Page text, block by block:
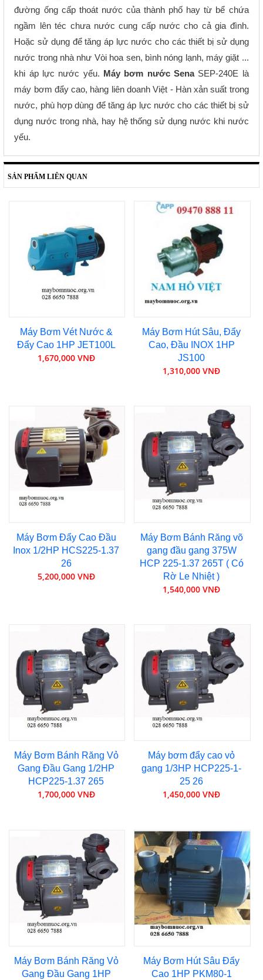
đường ống cấp thoát nước của thành phố hay từ bể chứa
ngầm lên téc chưa nước cung cấp nước cho cả gia đình.
Hoặc sử dụng để tăng áp lực nước cho các thiết bị sử dụng
nước trong nhà như Vòi hoa sen, bình nóng lạnh, máy giặt ...
khi áp lực nước yếu. Máy bơm nước SenaSEP-240E là
máy bơm đẩy cao, hàng liên doanh Việt - Hàn xản suất trong
nước, phù hợp dùng để tăng áp lực nước cho các thiết bị sử
dụng nước trong nhà, hay hệ thống sử dụng nước khi nước
yếu.
SẢN PHẨM LIÊN QUAN
Máy Bơm Vét Nước &
Đẩy Cao 1HP JET100L
1,670,000 VNĐ
Máy Bơm Hút Sâu, Đẩy
Cao, Đầu INOX 1HP
JS100
1,310,000 VNĐ
Máy Bơm Đẩy Cao Đầu
Inox 1/2HP HCS225-1.37
26
5,200,000 VNĐ
Máy Bơm Bánh Răng võ
gang đầu gang 375W
HCP 225-1.37 265T ( Có
Rờ Le Nhiệt )
1,540,000 VNĐ
Máy Bơm Bánh Răng Vỏ
Gang Đầu Gang 1/2HP
HCP225-1.37 265
1,700,000 VNĐ
Máy bơm đẩy cao vỏ
gang 1/3HP HCP225-1-
25 26
1,450,000 VNĐ
Máy Bơm Bánh Răng Vỏ
Gang Đầu Gang 1HP
Máy Bơm Hút Sâu Đẩy
Cao 1HP PKM80-1